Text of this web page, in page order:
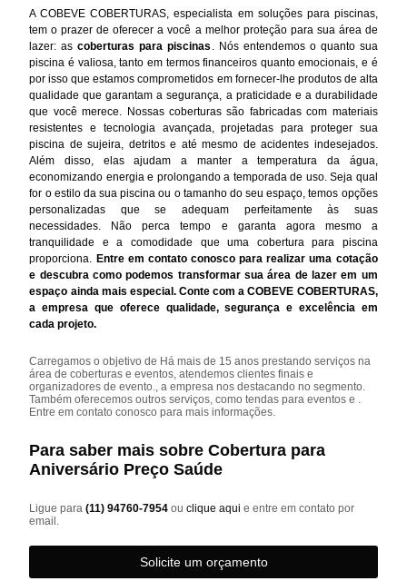
A COBEVE COBERTURAS, especialista em soluções para piscinas,
tem o prazer de oferecer a você a melhor proteção para sua área de
lazer: ascoberturas para piscinas
. Nós entendemos o quanto sua
piscina é valiosa, tanto em termos financeiros quanto emocionais, e é
por isso que estamos comprometidos em fornecer-lhe produtos de alta
qualidade que garantam a segurança, a praticidade e a durabilidade
que você merece. Nossas coberturas são fabricadas com materiais
resistentes e tecnologia avançada, projetadas para proteger sua
piscina de sujeira, detritos e até mesmo de acidentes indesejados.
Além disso, elas ajudam a manter a temperatura da água,
economizando energia e prolongando a temporada de uso. Seja qual
for o estilo da sua piscina ou o tamanho do seu espaço, temos opções
personalizadas que se adequam perfeitamente às suas
necessidades. Não perca tempo e garanta agora mesmo a
tranquilidade e a comodidade que uma cobertura para piscina
proporciona. Entre em contato conosco para realizar uma cotação
e descubra como podemos transformar sua área de lazer em um
espaço ainda mais especial. Conte com a COBEVE COBERTURAS,
a empresa que oferece qualidade, segurança e excelência em
cada projeto.
Carregamos o objetivo de Há mais de 15 anos prestando serviços na
área de coberturas e eventos, atendemos clientes finais e
organizadores de evento., a empresa nos destacando no segmento.
Também oferecemos outros serviços, como tendas para eventos e .
Entre em contato conosco para mais informações.
Para saber mais sobre Cobertura para
Aniversário Preço Saúde
Ligue para(11) 94760-7954ouclique aqui e entre em contato por
email.
Solicite um orçamento